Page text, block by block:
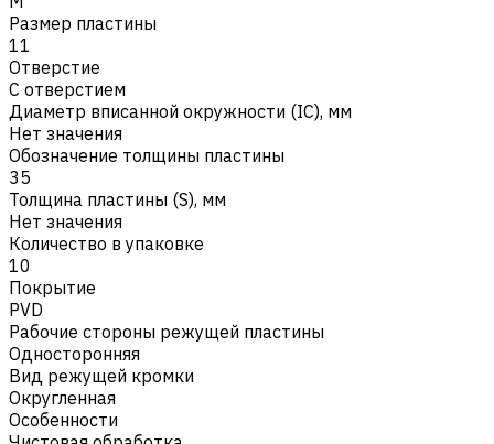
Размер пластины
11
Отверстие
С отверстием
Диаметр вписанной окружности (IC), мм
Нет значения
Обозначение толщины пластины
35
Толщина пластины (S), мм
Нет значения
Количество в упаковке
10
Покрытие
PVD
Рабочие стороны режущей пластины
Односторонняя
Вид режущей кромки
Округленная
Особенности